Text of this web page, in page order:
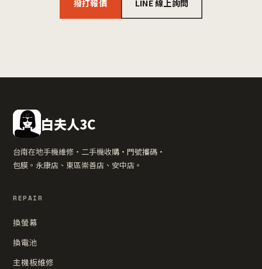
撥打報價 LINE 線上詢問
白夫人3C
台南在地手機維修・二手機收購・門號攜碼・
包膜。永康店、東區崇善店、安中店。
REPAIR
換螢幕
換電池
主機板維修